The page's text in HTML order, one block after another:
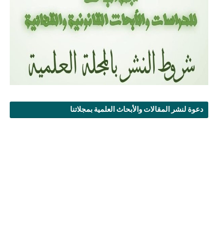
دعوة لنشر المقالات والأبحاث العلمية بمجلاتنا